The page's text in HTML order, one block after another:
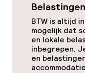
Belastingen
BTW is altijd
mogelijk dat
en lokale
inbegrepen.
en